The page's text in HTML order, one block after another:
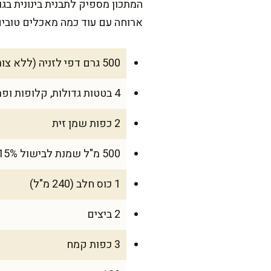
ארוחה עם עוד כמה מאכלים
500 גרם דפי לזניה (ללא צורך בבישול מוקדם)
4 בטטות גדולות, קלופות ופרוסות דק
2 כפות שמן זית
500 מ"ל שמנת לבישול 15%
1 כוס חלב (240 מ"ל)
2 ביצים
3 כפות קמח